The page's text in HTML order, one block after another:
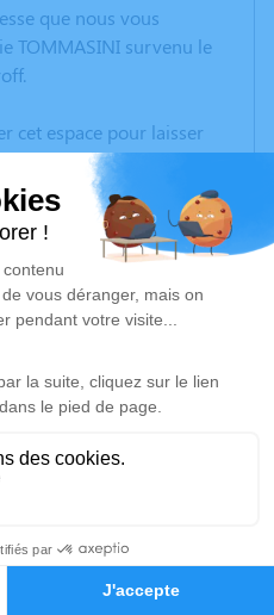
Hommages
que nous vous
TOMMASINI survenu le
cet espace pour laisser
des photos souvenirs, une
à travers des
est un lieu
la mémoire de Lucie
hommage est
Je rends hommage